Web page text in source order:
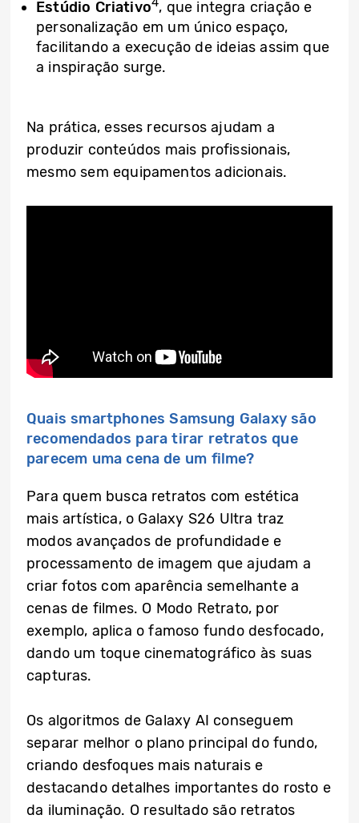
Estúdio Criativo , que integra criação e
personalização em um único espaço,
facilitando a execução de ideias assim que
a inspiração surge.
Na prática, esses recursos ajudam a
produzir conteúdos mais profissionais,
mesmo sem equipamentos adicionais.
Quais smartphones Samsung Galaxy são
recomendados para tirar retratos que
parecem uma cena de um filme?
Para quem busca retratos com estética
mais artística, o Galaxy S26 Ultra traz
modos avançados de profundidade e
processamento de imagem que ajudam a
criar fotos com aparência semelhante a
cenas de filmes. O Modo Retrato, por
exemplo, aplica o famoso fundo desfocado,
dando um toque cinematográfico às suas
capturas.
Os algoritmos de Galaxy AI conseguem
separar melhor o plano principal do fundo,
criando desfoques mais naturais e
destacando detalhes importantes do rosto e
da iluminação. O resultado são retratos